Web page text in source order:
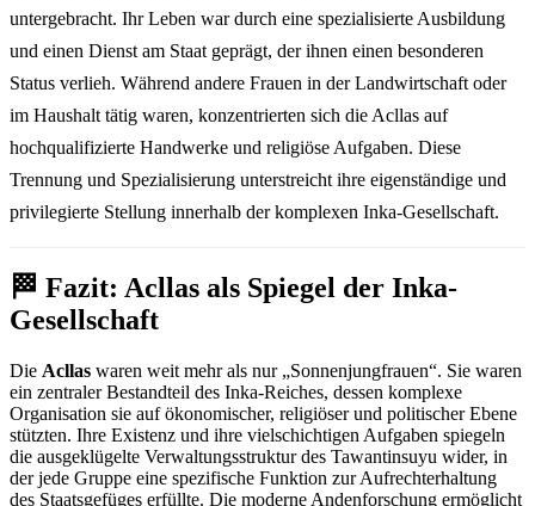
untergebracht. Ihr Leben war durch eine spezialisierte Ausbildung
und einen Dienst am Staat geprägt, der ihnen einen besonderen
Status verlieh. Während andere Frauen in der Landwirtschaft oder
im Haushalt tätig waren, konzentrierten sich die Acllas auf
hochqualifizierte Handwerke und religiöse Aufgaben. Diese
Trennung und Spezialisierung unterstreicht ihre eigenständige und
privilegierte Stellung innerhalb der komplexen Inka-Gesellschaft.
🏁 Fazit: Acllas als Spiegel der Inka-
Gesellschaft
Die Acllas waren weit mehr als nur „Sonnenjungfrauen“. Sie waren
ein zentraler Bestandteil des Inka-Reiches, dessen komplexe
Organisation sie auf ökonomischer, religiöser und politischer Ebene
stützten. Ihre Existenz und ihre vielschichtigen Aufgaben spiegeln
die ausgeklügelte Verwaltungsstruktur des Tawantinsuyu wider, in
der jede Gruppe eine spezifische Funktion zur Aufrechterhaltung
des Staatsgefüges erfüllte. Die moderne Andenforschung ermöglicht